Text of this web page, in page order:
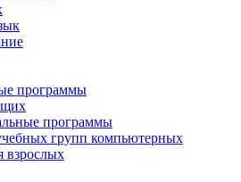
программы
программы
групп компьютерных
взрослых